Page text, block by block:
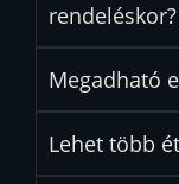
rendeléskor?
Megadható
Lehet több